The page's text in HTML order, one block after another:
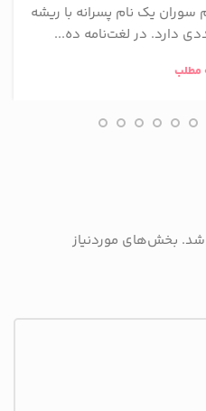
یک نام پسرانه با ریشه
دارد. در لغت‌نامه ده...
مطلب
شد. بخش‌های موردنیاز